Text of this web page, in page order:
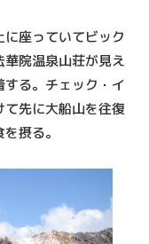
座っていてビック
院温泉山荘が見え
る。チェック・イ
先に大船山を往復
摂る。